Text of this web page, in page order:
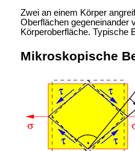
Zwei an einem Körper
Oberflächen gegeneinander
Körperoberfläche. Typische
Mikroskopische